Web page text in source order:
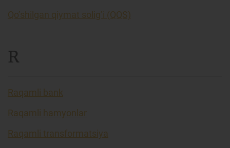
Qo’shilgan qiymat solig’i (QQS)
R
Raqamli bank
Raqamli hamyonlar
Raqamli transformatsiya